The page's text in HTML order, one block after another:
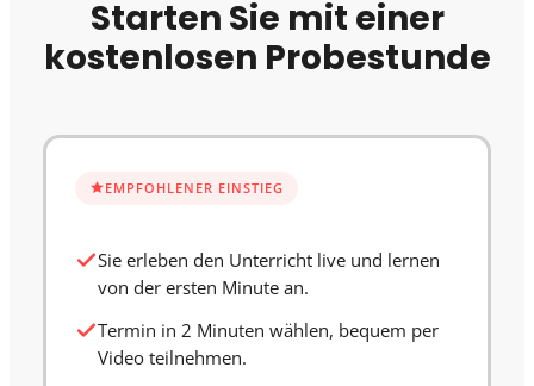
Starten Sie mit einer
kostenlosen Probestunde
EMPFOHLENER EINSTIEG
Sie erleben den Unterricht live und lernen
von der ersten Minute an.
Termin in 2 Minuten wählen, bequem per
Video teilnehmen.